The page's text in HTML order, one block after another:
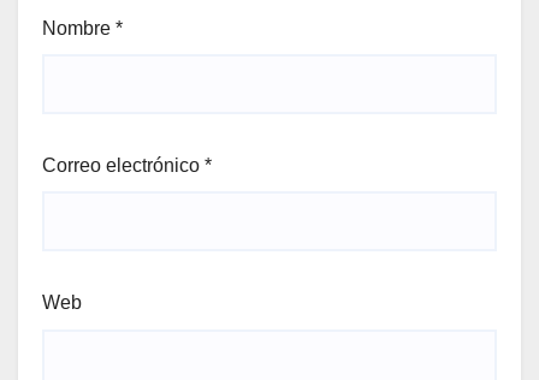
Nombre *
Correo electrónico *
Web